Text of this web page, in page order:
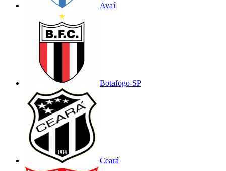
Avaí
Botafogo-SP
Ceará